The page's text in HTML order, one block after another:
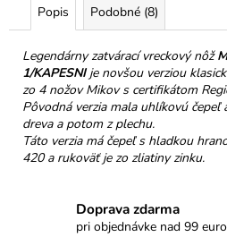
Popis Podobné (8)
Legendárny zatvárací vreckový nôž
1/KAPESNIje novšou verziou
zo 4 nožov Mikov s certifikátom
Pôvodná verzia mala uhlíkovú čepeľ
dreva a potom z plechu.
Táto verzia má čepeľ s hladkou
420 a rukoväť je zo zliatiny zinku.
NELLI
ČOKOLÁDA
32%
KEŠU
&
MALINY
€3,50
Doprava zdarma
pri objednávke nad 99 euro